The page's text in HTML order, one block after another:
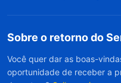
“Cristo dos últimos
verdades para
substância do
e ações. Essas
Sobre o retorno do
Você quer dar as boas-
oportunidade de receber a